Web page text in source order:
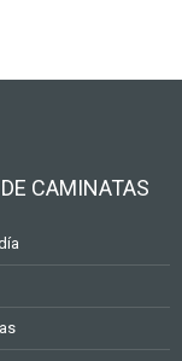
CAMINATAS